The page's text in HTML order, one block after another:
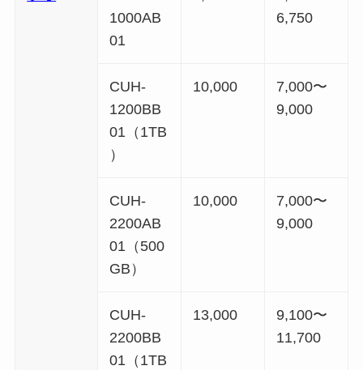
1000AB
01
6,750
CUH-
1200BB
01（1TB
）
10,000
7,000〜
9,000
CUH-
2200AB
01（500
GB）
10,000
7,000〜
9,000
CUH-
2200BB
01（1TB
13,000
9,100〜
11,700